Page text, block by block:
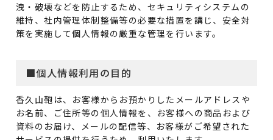
洩・破壊などを防止するため、セキュリティシステムの
維持、社内管理体制整備等の必要な措置を講じ、安全対
策を実施して個人情報の厳重な管理を行います。
■個人情報利用の目的
香久山鞄は、お客様からお預かりしたメールアドレスや
お名前、ご住所等の個人情報を、お客様への商品および
資料のお届け、メールの配信等、お客様がご希望された